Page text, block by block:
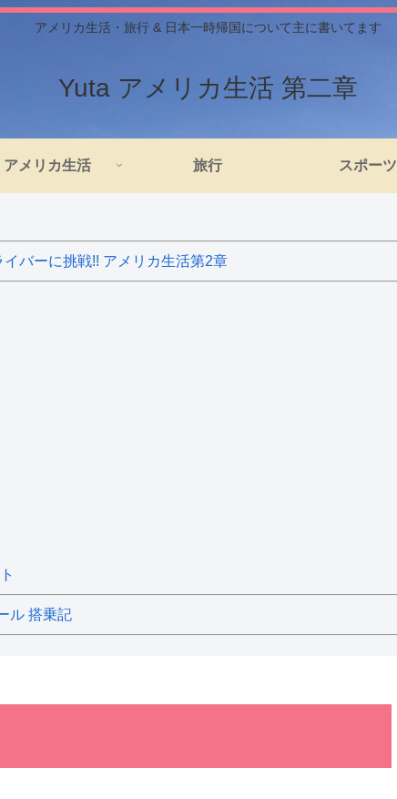
アメリカ生活・旅行 & 日本一時帰国について主に書いてます
Yuta アメリカ生活 第二章
アメリカ生活 旅行 スポーツ
バーに挑戦!! アメリカ生活第2章
ル 搭乗記